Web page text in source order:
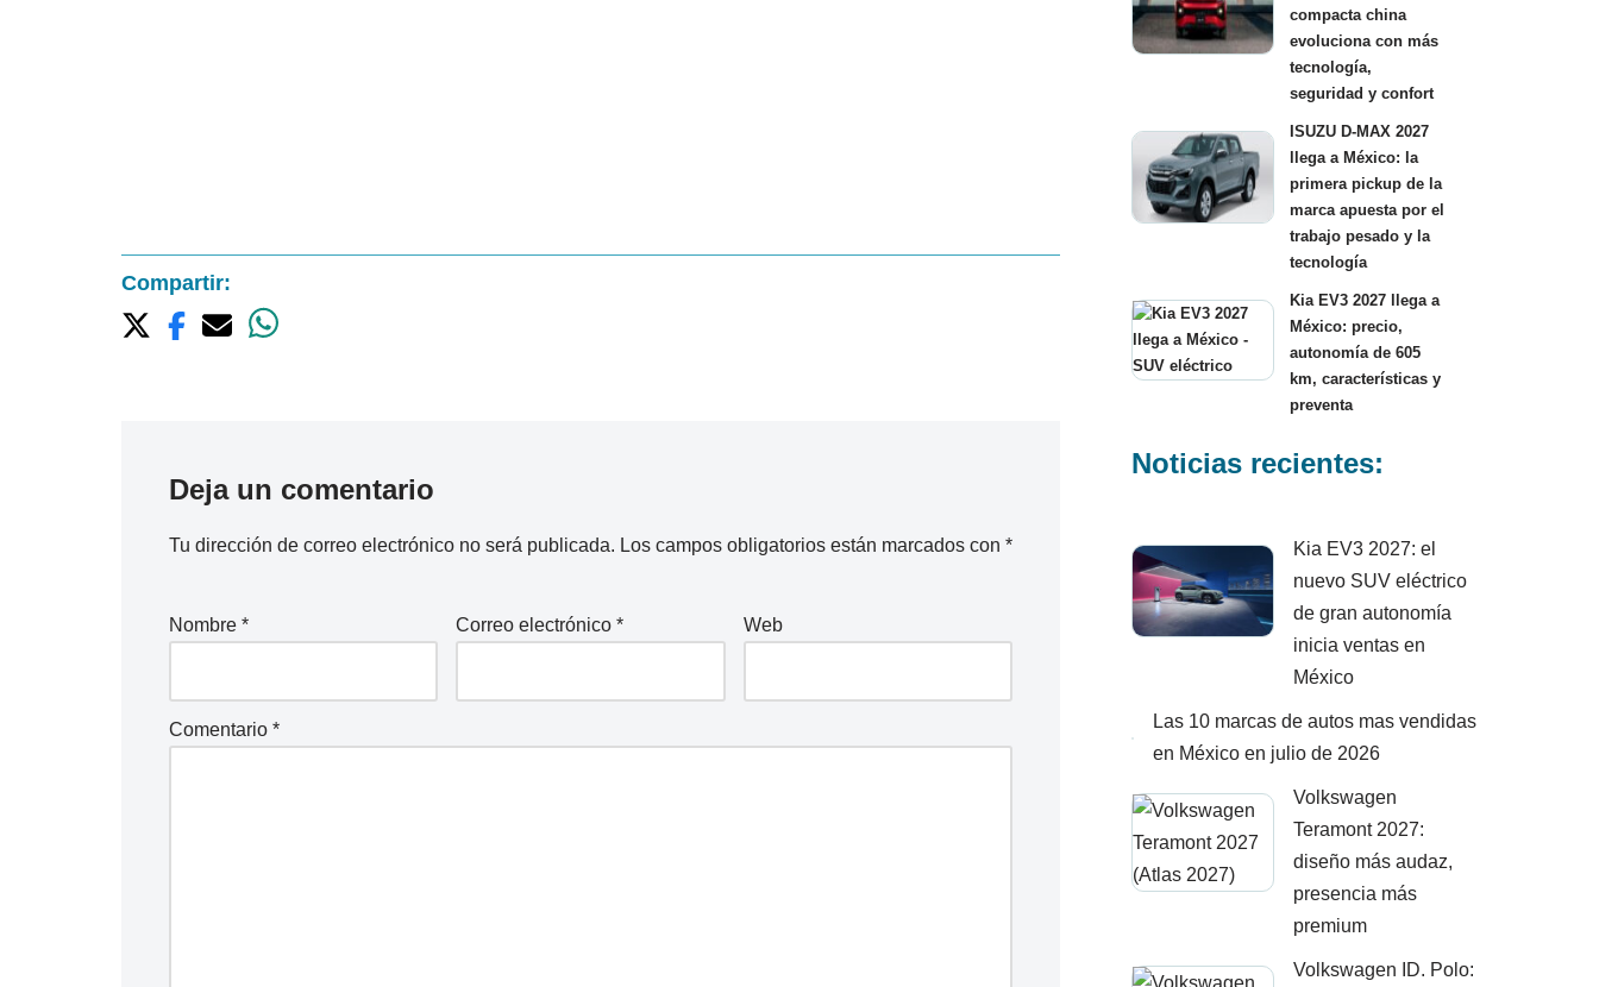
Compartir:
Deja un comentario
Tu dirección de correo electrónico no será publicada. Los campos obligatorios están marcados con *
Nombre * Correo electrónico* Web
Comentario *
compacta china
evoluciona con más
tecnología,
seguridad y confort
ISUZU D-MAX 2027
llega a México: la
primera pickup de la
marca apuesta por el
trabajo pesado y la
tecnología
Kia EV3 2027 llega a
México: precio,
autonomía de 605
km, características y
preventa
Noticias recientes:
Kia EV3 2027: el
nuevo SUV eléctrico
de gran autonomía
inicia ventas en
México
Las 10 marcas de autos mas vendidas
en México en julio de 2026
Volkswagen
Teramont 2027:
diseño más audaz,
presencia más
premium
Volkswagen ID. Polo: